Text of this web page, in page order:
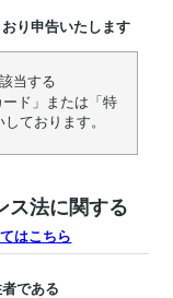
り申告いたします
該当する
ド」または「特
ております。
ス法に関する
はこちら
である